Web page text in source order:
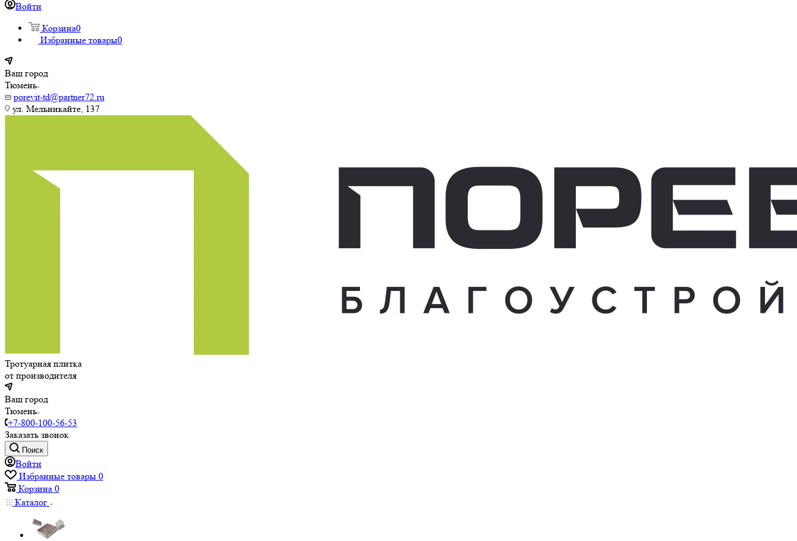
Войти
Корзина0
Избранные товары0
Ваш город
Тюмень
porevit-td@partner72.ru
ул. Мельникайте, 137
Тротуарная плитка
от производителя
Ваш город
Тюмень
+7-800-100-56-53
Заказать звонок
Поиск
Войти
Избранные товары 0
Корзина 0
Каталог